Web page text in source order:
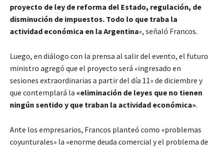
proyecto de ley de reforma del Estado, regulación, de
disminución de impuestos. Todo lo que traba la
actividad económica en la Argentina«, señaló Francos.
Luego, en diálogo con la prensa al salir del evento, el futuro
ministro agregó que el proyecto será «ingresado en
sesiones extraordinarias a partir del día 11» de diciembre y
que contemplará la «eliminación de leyes que no tienen
ningún sentido y que traban la actividad económica».
Ante los empresarios, Francos planteó como «problemas
coyunturales» la «enorme deuda comercial y el problema de